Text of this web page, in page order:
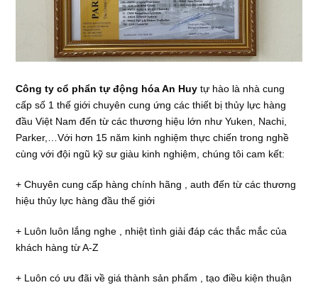
Công ty cổ phẩn tự động hóa An Huy tự hào là nhà cung
cấp số 1 thế giới chuyên cung ứng các thiết bị thủy lực hàng
đầu Việt Nam đến từ các thương hiệu lớn như Yuken, Nachi,
Parker,…Với hơn 15 năm kinh nghiệm thực chiến trong nghề
cùng với đội ngũ kỹ sư giàu kinh nghiệm, chúng tôi cam kết:
+ Chuyên cung cấp hàng chính hãng , auth đến từ các thương
hiệu thủy lực hàng đầu thế giới
+ Luôn luôn lắng nghe , nhiệt tình giải đáp các thắc mắc của
khách hàng từ A-Z
+ Luôn có ưu đãi về giá thành sản phẩm , tạo điều kiện thuận